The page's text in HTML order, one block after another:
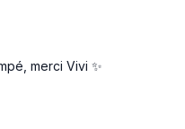
merci Vivi ✨